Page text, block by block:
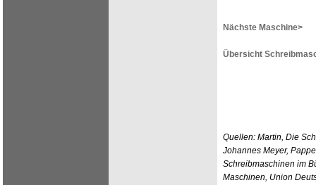
Nächste Maschine>
Übersicht
Quellen: Martin, Die
Johannes Meyer,
Schreibmaschinen im
Maschinen, Union